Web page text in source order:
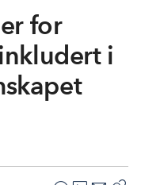
for
i